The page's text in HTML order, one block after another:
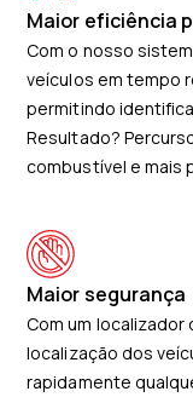
Maior eficiência
Com o nosso
veículos em tempo
permitindo
Resultado?
combustível e mais
Maior segurança
Com um localizador
localização dos
rapidamente